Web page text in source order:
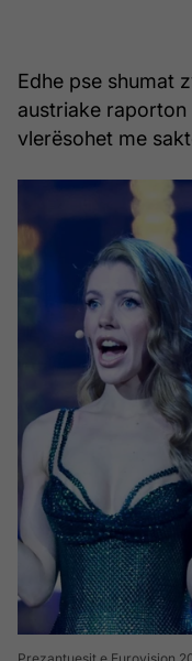
Edhe pse shumat
austriake raporton
vlerësohet me